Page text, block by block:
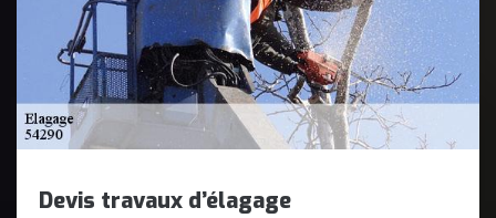
Devis travaux d’élagage